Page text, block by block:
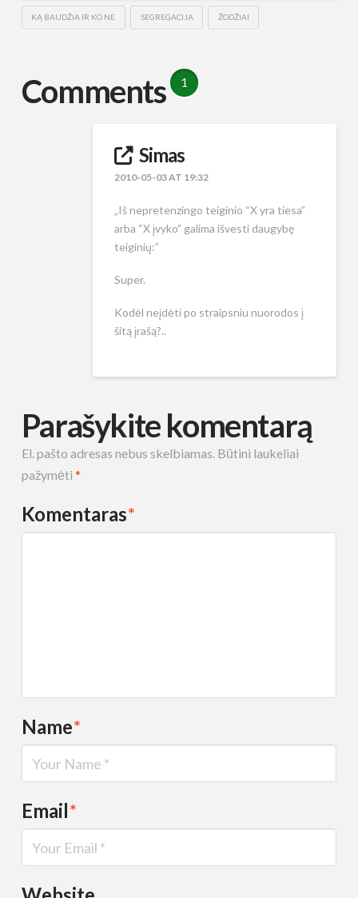
KĄ BAUDŽIA IR KO NE SEGREGACIJA ŽODŽIAI
Comments 1
Simas
2010-05-03 AT 19:32
„Iš nepretenzingo teiginio “X yra tiesa”
arba “X įvyko” galima išvesti daugybę
teiginių:”
Super.
Kodėl neįdėti po straipsniu nuorodos į
šitą įrašą?..
Parašykite komentarą
El. pašto adresas nebus skelbiamas. Būtini laukeliai
pažymėti *
Komentaras*
Name*
Email*